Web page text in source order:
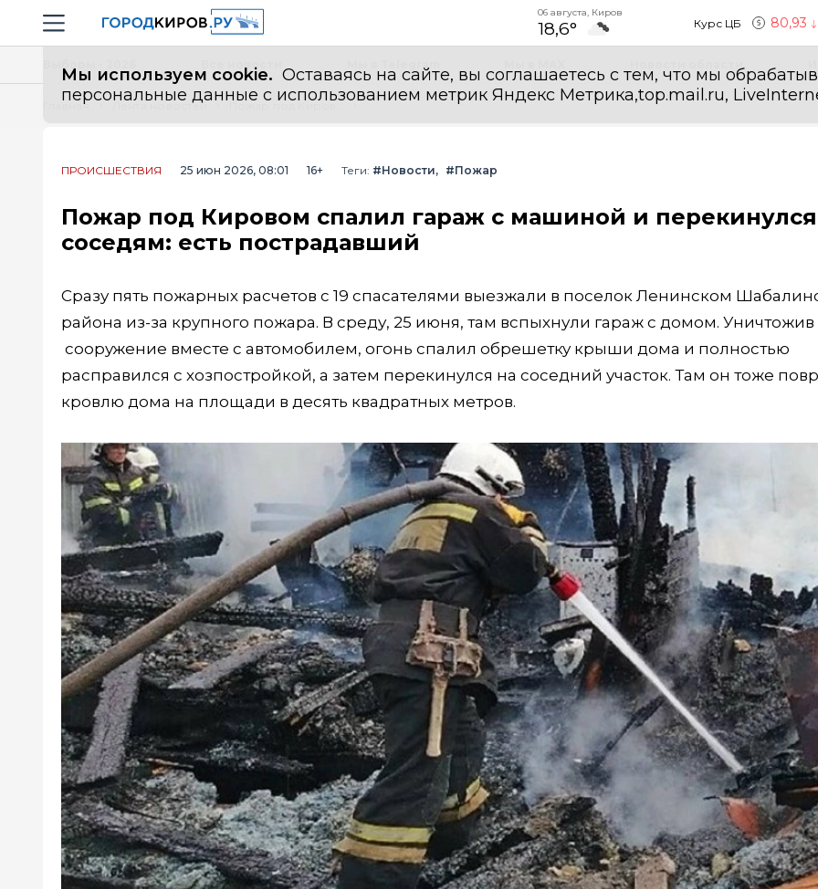
Навигация сайта
06 августа, Киров
18,6° Курс ЦБ 80,93
Мы используем cookie. Оставаясь на сайте, вы соглашаетесь с тем, что мы
персональные данные с использованием метрик Яндекс Метрика,top.mail.ru,
Все новости
Главная Лента новостей
ПРОИСШЕСТВИЯ 25 июн 2026, 08:01 16+ Теги: #Новости #Пожар
Пожар под Кировом спалил гараж с машиной и
соседям: есть пострадавший
Сразу пять пожарных расчетов с 19 спасателями выезжали в поселок Ленинском
района из-за крупного пожара. В среду, 25 июня, там вспыхнули гараж с домом. Уничтожив
сооружение вместе с автомобилем, огонь спалил обрешетку крыши дома и полностью
расправился с хозпостройкой, а затем перекинулся на соседний участок. Там он тоже
кровлю дома на площади в десять квадратных метров.